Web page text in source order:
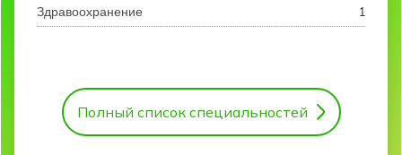
Здравоохранение 1
Полный список специальностей